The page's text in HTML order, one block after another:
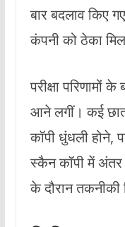
बार बदलाव किए
कंपनी को ठेका
परीक्षा परिणामों
आने लगीं। कई
कॉपी धुंधली होने,
स्कैन कॉपी में अंतर
के दौरान